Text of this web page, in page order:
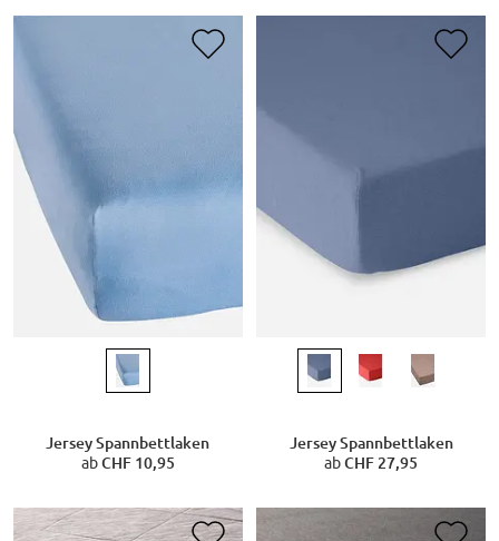
Jersey Spannbettlaken
abCHF 10,95
Jersey Spannbettlaken
abCHF 27,95